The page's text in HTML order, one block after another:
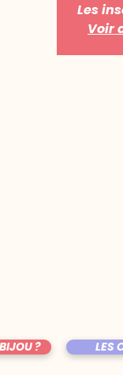
Les
Voir
? LES